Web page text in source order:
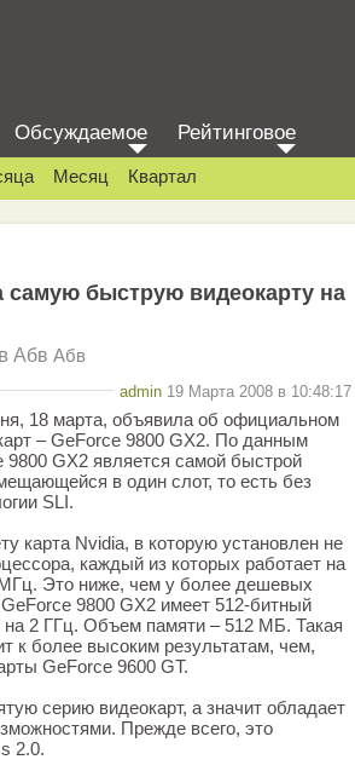
Обсуждаемое Рейтинговое
Месяц Квартал
самую быструю видеокарту на
Абв Абв
admin 19 Марта 2008 в 10:48:17
18 марта, объявила об официальном
– GeForce 9800 GX2. По данным
9800 GX2 является самой быстрой
в один слот, то есть без
SLI.
карта Nvidia, в которую установлен не
каждый из которых работает на
МГц. Это ниже, чем у более дешевых
9800 GX2 имеет 512-битный
на 2 ГГц. Объем памяти – 512 МБ. Такая
к более высоким результатам, чем,
GeForce 9600 GT.
серию видеокарт, а значит обладает
Прежде всего, это
2.0.